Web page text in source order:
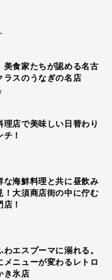
美食家たちが認める名古
ラスのうなぎの名店
理店で美味しい日替わり
！
な海鮮料理と共に昼飲み
！大須商店街の中に佇む
！
エスプーマに溺れる。
メニューが変わるレトロ
き氷店